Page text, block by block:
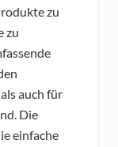
zu
zu
auch für
Die
einfache